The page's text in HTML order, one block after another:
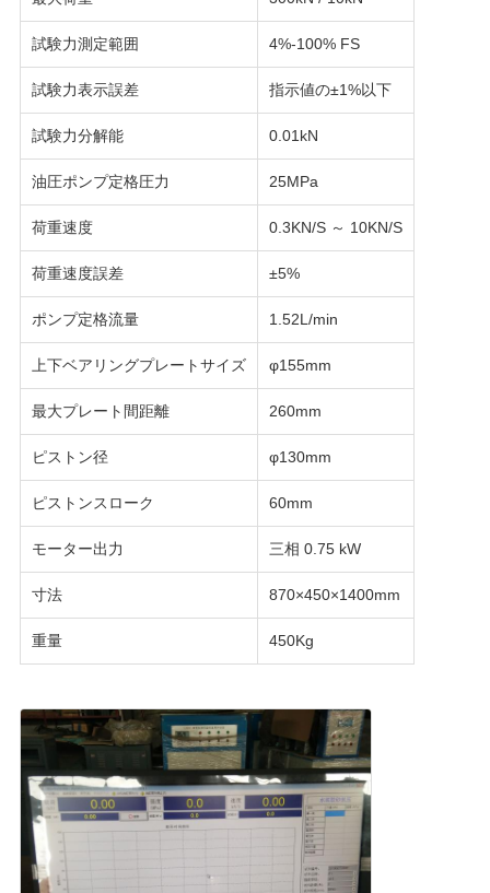
SITEMAP
PRIVACY
POLICY
試験力測定範囲 4%-100% FS
試験力表示誤差 指示値の±1%以下
試験力分解能 0.01kN
油圧ポンプ定格圧力 25MPa
荷重速度 0.3KN/S ～ 10KN/S
荷重速度誤差 ±5%
ポンプ定格流量 1.52L/min
上下ベアリングプレートサイズ φ155mm
最大プレート間距離 260mm
ピストン径 φ130mm
ピストンスローク 60mm
モーター出力 三相 0.75 kW
寸法 870×450×1400mm
重量 450Kg